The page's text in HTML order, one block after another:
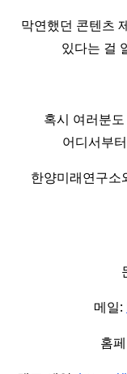
막연했던 콘텐츠
있다는 걸
혹시 여러분
어디서부
한양미래연구소
메일:
홈